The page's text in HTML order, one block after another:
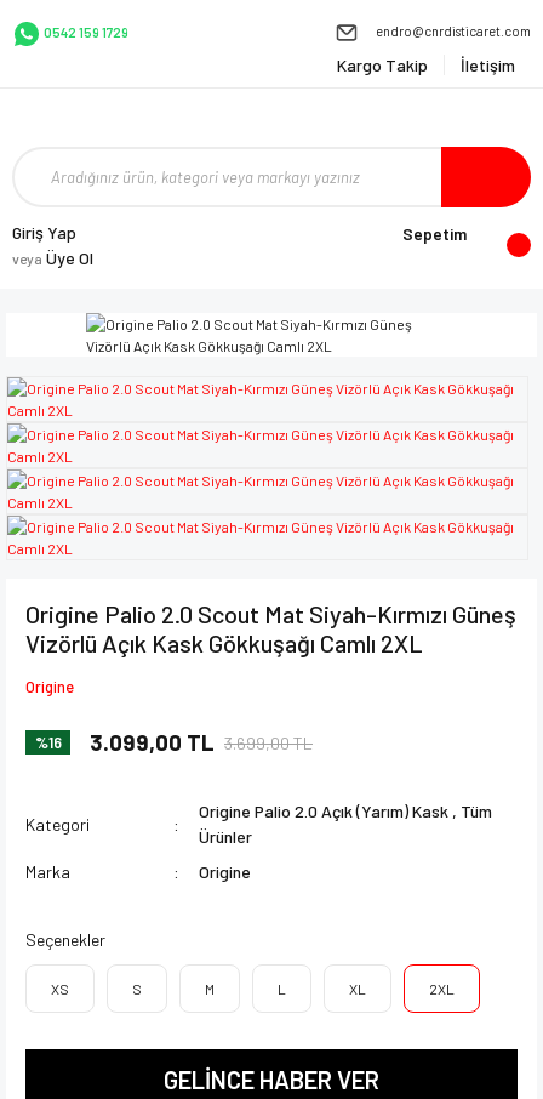
0542 159 1729 endro@cnrdisticaret.com
Kargo Takip İletişim
Giriş Yap
veya Üye Ol
Sepetim
Origine Palio 2.0 Scout Mat Siyah-Kırmızı Güneş
Vizörlü Açık Kask Gökkuşağı Camlı 2XL
Origine
%16 3.099,00 TL 3.699,00 TL
Kategori
Origine Palio 2.0 Açık (Yarım) Kask , Tüm
Ürünler
Marka
Origine
Seçenekler
XS S M L XL 2XL
GELİNCE HABER VER